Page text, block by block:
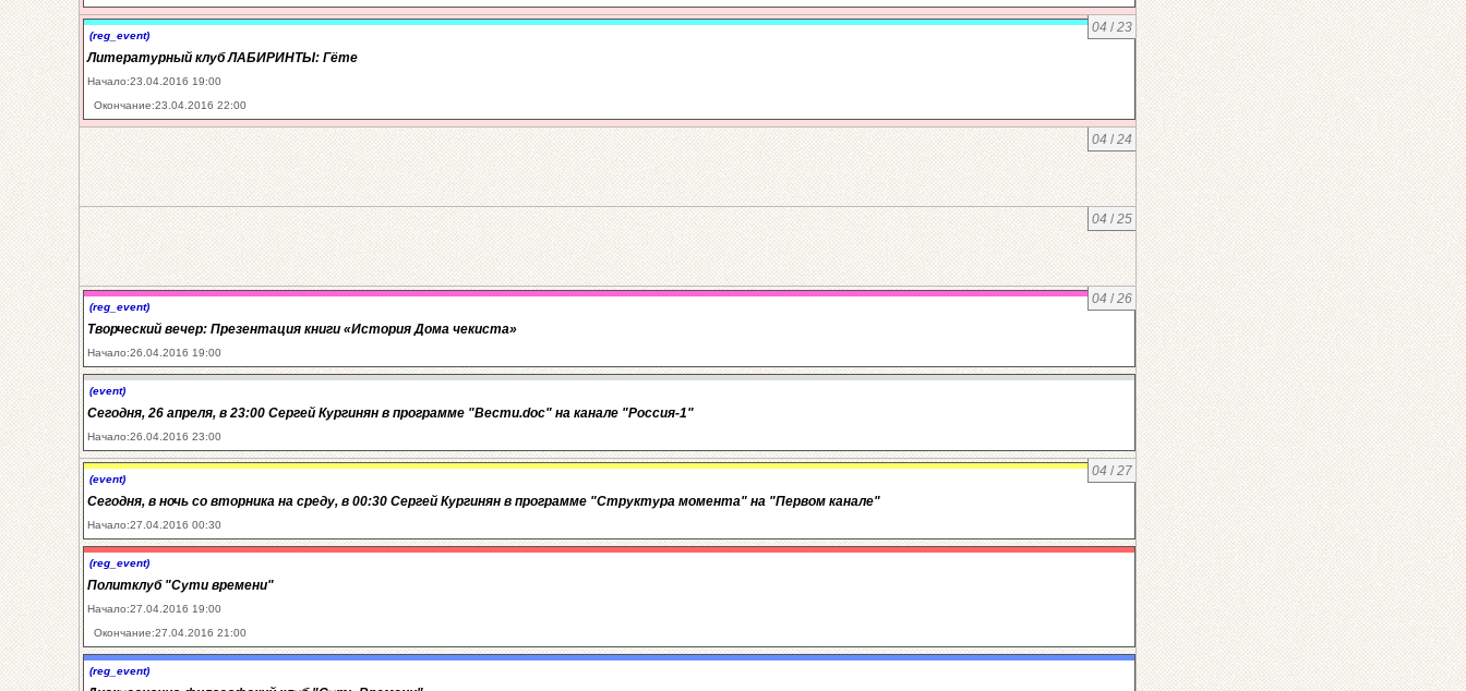
04 /23
(reg_event)
Литературный клуб ЛАБИРИНТЫ: Гёте
Начало:23.04.2016 19:00
Окончание:23.04.2016 22:00
04 /24
04 /25
04 /26
(reg_event)
Творческий вечер: Презентация книги «История Дома чекиста»
Начало:26.04.2016 19:00
(event)
Сегодня, 26 апреля, в 23:00 Сергей Кургинян в программе "Вести.doc" на канале "Россия-1"
Начало:26.04.2016 23:00
04 /27
(event)
Сегодня, в ночь со вторника на среду, в 00:30 Сергей Кургинян в программе "Структура момента" на "Первом канале"
Начало:27.04.2016 00:30
(reg_event)
Политклуб "Сути времени"
Начало:27.04.2016 19:00
Окончание:27.04.2016 21:00
(reg_event)